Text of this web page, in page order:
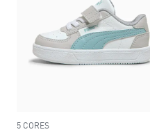
5 CORES